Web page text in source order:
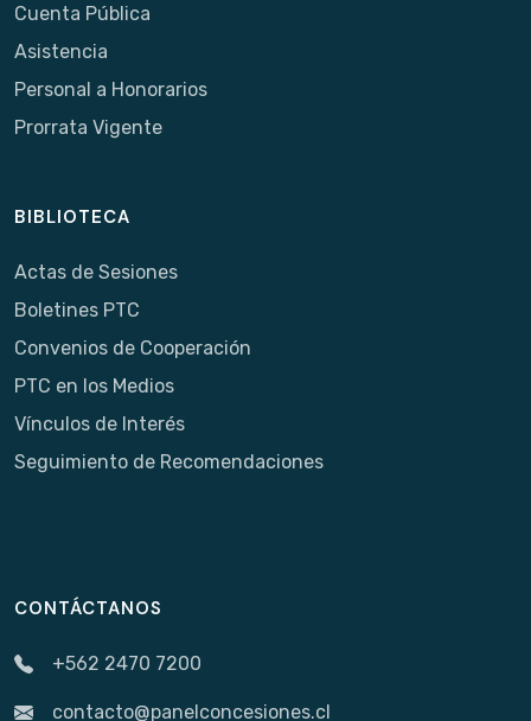
Cuenta Pública
Asistencia
Personal a Honorarios
Prorrata Vigente
BIBLIOTECA
Actas de Sesiones
Boletines PTC
Convenios de Cooperación
PTC en los Medios
Vínculos de Interés
Seguimiento de Recomendaciones
CONTÁCTANOS
+562 2470 7200
contacto@panelconcesiones.cl